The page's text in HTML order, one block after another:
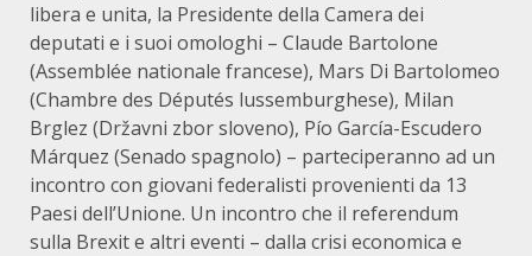
libera e unita, la Presidente della Camera dei
deputati e i suoi omologhi – Claude Bartolone
(Assemblée nationale francese), Mars Di Bartolomeo
(Chambre des Députés lussemburghese), Milan
Brglez (Državni zbor sloveno), Pío García-Escudero
Márquez (Senado spagnolo) – parteciperanno ad un
incontro con giovani federalisti provenienti da 13
Paesi dell’Unione. Un incontro che il referendum
sulla Brexit e altri eventi – dalla crisi economica e